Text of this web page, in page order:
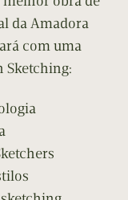
da Amadora
com uma
Sketching: